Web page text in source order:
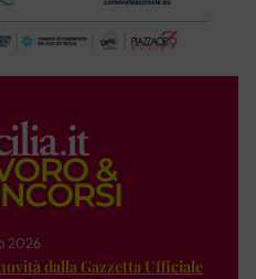
2026
dalla Gazzetta Ufficiale